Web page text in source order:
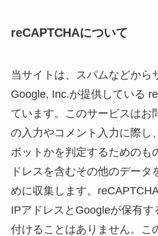
reCAPTCHAについて
当サイトは、スパムなどから
Google, Inc.が提供している
ています。このサービスはお
の入力やコメント入力に際し
ボットかを判定するためのも
ドレスを含むその他のデータ
めに収集します。
IPアドレスとGoogleが保有す
付けることはありません。こ